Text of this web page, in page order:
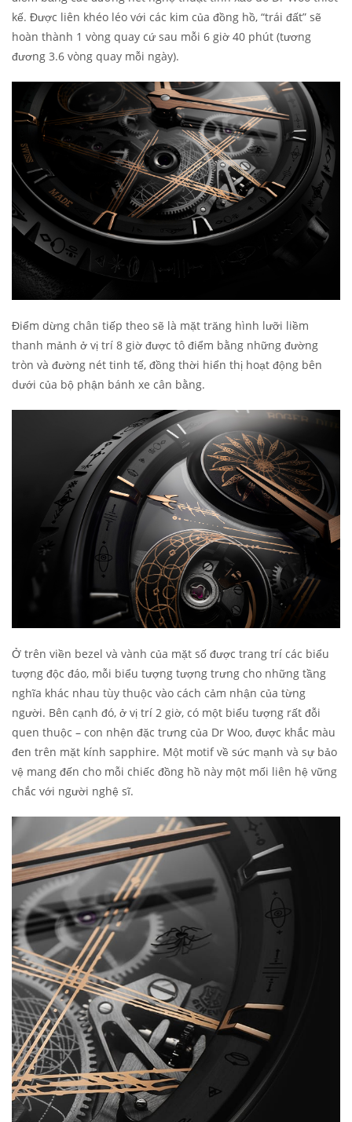
kế. Được liên khéo léo với các kim của đồng hồ, “trái đất” sẽ
hoàn thành 1 vòng quay cứ sau mỗi 6 giờ 40 phút (tương
đương 3.6 vòng quay mỗi ngày).
Điểm dừng chân tiếp theo sẽ là mặt trăng hình lưỡi liềm
thanh mảnh ở vị trí 8 giờ được tô điểm bằng những đường
tròn và đường nét tinh tế, đồng thời hiển thị hoạt động bên
dưới của bộ phận bánh xe cân bằng.
Ở trên viền bezel và vành của mặt số được trang trí các biểu
tượng độc đáo, mỗi biểu tượng tượng trưng cho những tầng
nghĩa khác nhau tùy thuộc vào cách cảm nhận của từng
người. Bên cạnh đó, ở vị trí 2 giờ, có một biểu tượng rất đỗi
quen thuộc – con nhện đặc trưng của Dr Woo, được khắc màu
đen trên mặt kính sapphire. Một motif về sức mạnh và sự bảo
vệ mang đến cho mỗi chiếc đồng hồ này một mối liên hệ vững
chắc với người nghệ sĩ.